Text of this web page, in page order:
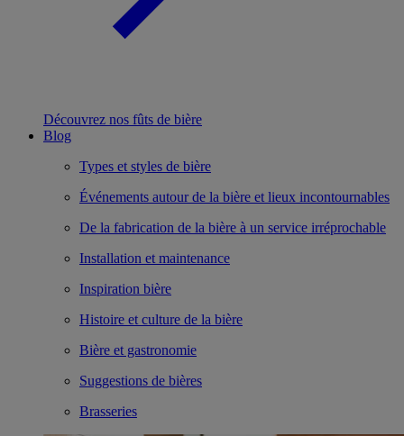
Découvrez nos fûts de bière
Blog
Types et styles de bière
Événements autour de la bière et lieux incontournables
De la fabrication de la bière à un service irréprochable
Installation et maintenance
Inspiration bière
Histoire et culture de la bière
Bière et gastronomie
Suggestions de bières
Brasseries